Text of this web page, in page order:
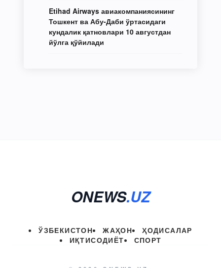
Etihad Airways авиакомпаниясининг
Тошкент ва Абу-Даби ўртасидаги
кундалик қатновлари 10 августдан
йўлга қўйилади
ONEWS.UZ
ЎЗБЕКИСТОН ЖАҲОН
ҲОДИСАЛАР
ИҚТИСОДИЁТ
СПОРТ